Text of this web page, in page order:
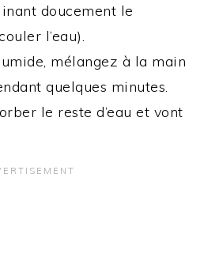
doucement le
l’eau).
mélangez à la main
quelques minutes.
le reste d’eau et vont